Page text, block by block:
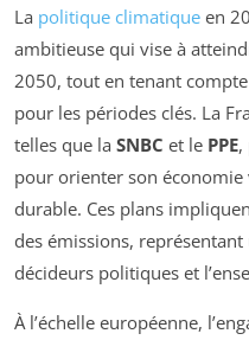
La politique climatique en
ambitieuse qui vise à
2050, tout en tenant
pour les périodes clés. La
telles que la SNBC et le PPE,
pour orienter son
durable. Ces plans
des émissions,
décideurs politiques et
À l’échelle européenne,